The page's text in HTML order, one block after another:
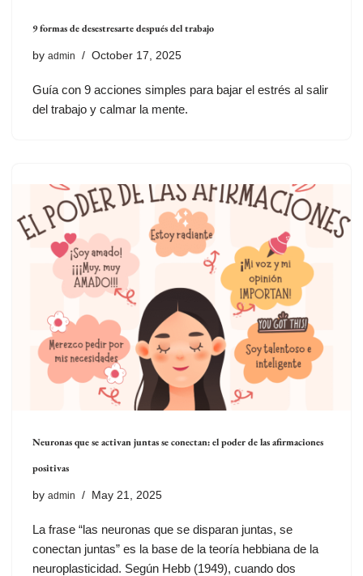
9 formas de desestresarte después del trabajo
by admin October 17, 2025
Guía con 9 acciones simples para bajar el estrés al salir
del trabajo y calmar la mente.
Neuronas que se activan juntas se conectan: el poder de las afirmaciones
positivas
by admin May 21, 2025
La frase “las neuronas que se disparan juntas, se
conectan juntas” es la base de la teoría hebbiana de la
neuroplasticidad. Según Hebb (1949), cuando dos